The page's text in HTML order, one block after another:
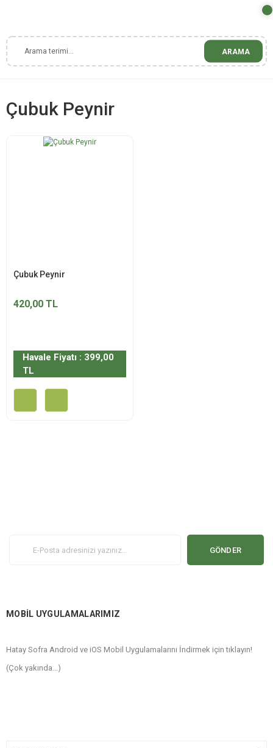
ARAMA
Çubuk Peynir
Çubuk Peynir
420,00 TL
Havale Fiyatı : 399,00
TL
GÖNDER
MOBİL UYGULAMALARIMIZ
Hatay Sofra Android ve iOS Mobil Uygulamalarını İndirmek için tıklayın!
(Çok yakında...)